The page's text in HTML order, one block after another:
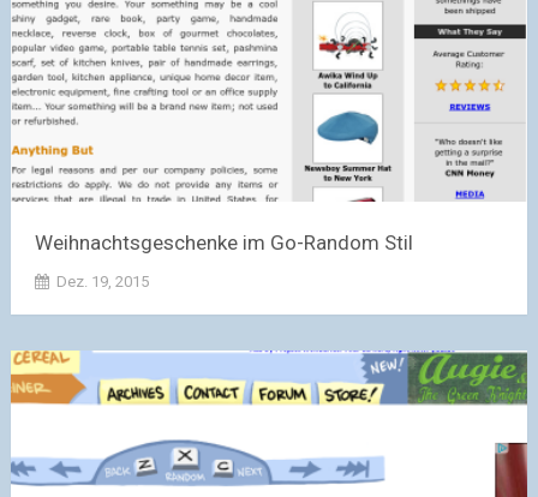
Weihnachtsgeschenke im Go-Random Stil
Dez. 19, 2015